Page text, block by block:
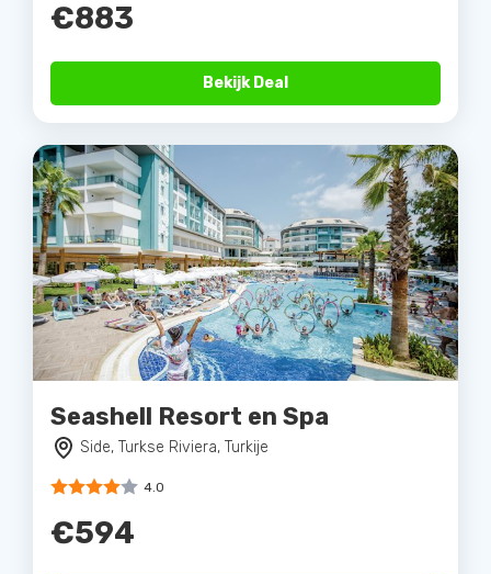
€883
Bekijk Deal
Seashell Resort en Spa
Side, Turkse Riviera, Turkije
4.0
€594